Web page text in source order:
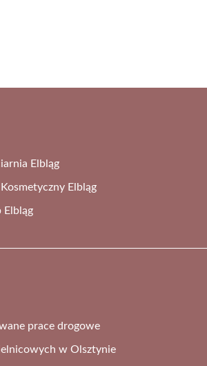
Elbląg
Elbląg
Elbląg
prace drogowe
w Olsztynie